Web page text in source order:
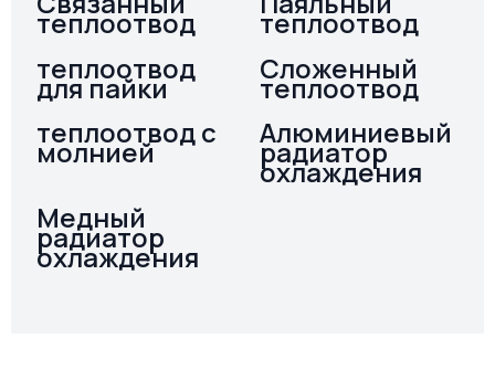
теплоотвод
теплоотвод
теплоотвод
для пайки
Сложенный
теплоотвод
теплоотвод с
молнией
Алюминиевый
радиатор
охлаждения
Медный
радиатор
охлаждения